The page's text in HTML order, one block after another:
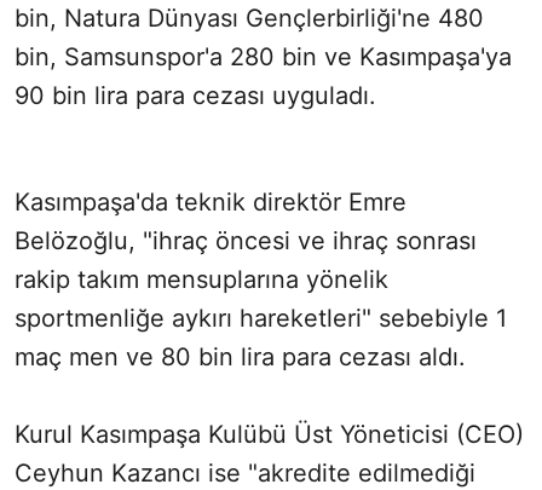
bin, Natura Dünyası Gençlerbirliği'ne 480
bin, Samsunspor'a 280 bin ve Kasımpaşa'ya
90 bin lira para cezası uyguladı.
Kasımpaşa'da teknik direktör Emre
Belözoğlu, "ihraç öncesi ve ihraç sonrası
rakip takım mensuplarına yönelik
sportmenliğe aykırı hareketleri" sebebiyle 1
maç men ve 80 bin lira para cezası aldı.
Kurul Kasımpaşa Kulübü Üst Yöneticisi (CEO)
Ceyhun Kazancı ise "akredite edilmediği